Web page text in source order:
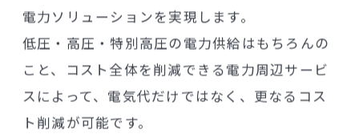
電力ソリューションを実現します。
低圧・高圧・特別高圧の電力供給はもちろんの
こと、コスト全体を削減できる電力周辺サービ
スによって、電気代だけではなく、更なるコス
ト削減が可能です。